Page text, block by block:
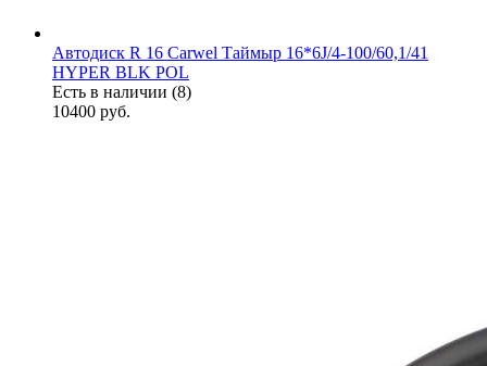
Автодиск R 16 Carwel Таймыр 16*6J/4-100/60,1/41
HYPER BLK POL
Есть в наличии (8)
10400 руб.